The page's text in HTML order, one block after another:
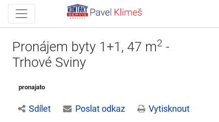
Pronájem byty 1+1, 47 m2 -
Trhové Sviny
pronajato
Sdílet Poslat odkaz Vytisknout